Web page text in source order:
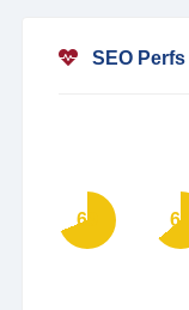
SEO Perfs
69 64